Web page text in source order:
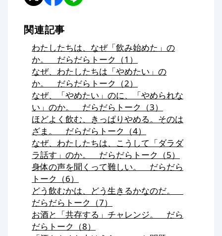
関連記事
わたしたちは、なぜ「飲み始めた」の
か。 だらだらトーク（1）
なぜ、わたしたちは「やめたい」の
か。 だらだらトーク（2）
なぜ、「やめたい」のに、「やめられな
い」のか。 だらだらトーク（3）
ほどよく飲む、きっぱりやめる。そのは
ざま。 だらだらトーク（4）
なぜ、わたしたちは、こうして「ダラダ
ラ話す」のか。 だらだらトーク（5）
身体の声を聞くって難しい。 だらだら
トーク（6）
どう飲むかは、どう生きるかなのだ。
だらだらトーク（7）
お酒と「共存する」チャレンジ。 だら
だらトーク（8）